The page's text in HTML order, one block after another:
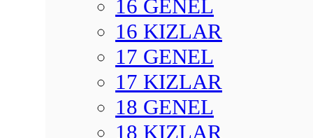
16 GENEL
16 KIZLAR
17 GENEL
17 KIZLAR
18 GENEL
18 KIZLAR